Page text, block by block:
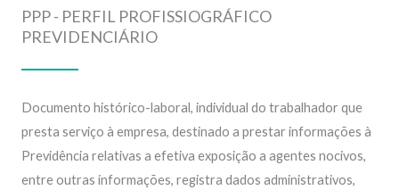
PPP - PERFIL PROFISSIOGRÁFICO
PREVIDENCIÁRIO
Documento histórico-laboral, individual do trabalhador que
presta serviço à empresa, destinado a prestar informações à
Previdência relativas a efetiva exposição a agentes nocivos,
entre outras informações, registra dados administrativos,